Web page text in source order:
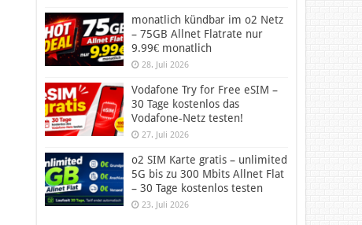
monatlich kündbar im o2 Netz
– 75GB Allnet Flatrate nur
9.99€ monatlich
28. Juli 2026
Vodafone Try for Free eSIM –
30 Tage kostenlos das
Vodafone-Netz testen!
27. Juli 2026
o2 SIM Karte gratis – unlimited
5G bis zu 300 Mbits Allnet Flat
– 30 Tage kostenlos testen
23. Juli 2026